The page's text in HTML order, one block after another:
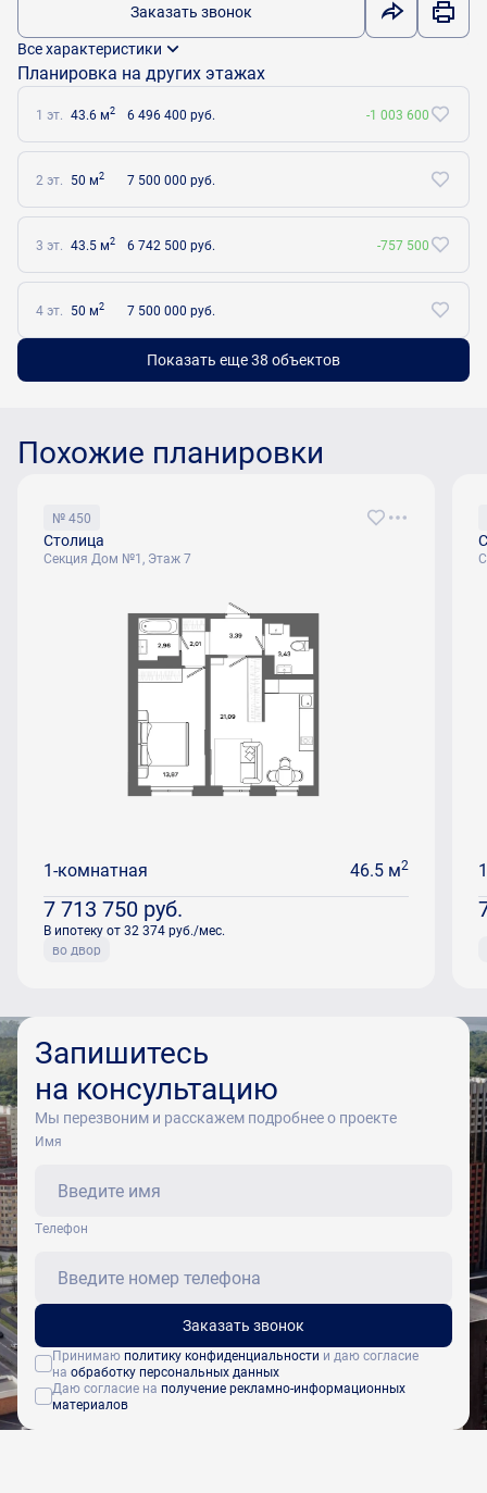
Заказать звонок
Все характеристики
Планировка на других этажах
1 эт. 43.6 м2 6 496 400 руб. -1 003 600
2 эт. 50 м2 7 500 000 руб.
3 эт. 43.5 м2 6 742 500 руб. -757 500
4 эт. 50 м2 7 500 000 руб.
Показать еще 38 объектов
Похожие планировки
№ 450
Столица
Секция Дом №1, Этаж 7
1-комнатная 46.5 м2
7 713 750 руб.
В ипотеку от 32 374 руб./мес.
во двор
Запишитесь
на консультацию
Мы перезвоним и расскажем подробнее о проекте
Имя
Tелефон
Заказать звонок
Принимаю политику конфиденциальности и даю согласие
на обработку персональных данных
Даю согласие на получение рекламно-информационных
материалов